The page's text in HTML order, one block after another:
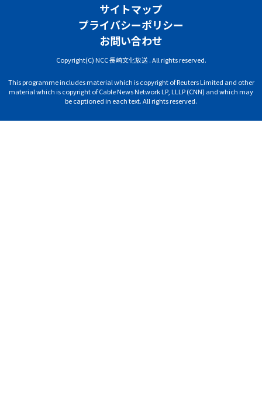
サイトマップ
プライバシーポリシー
お問い合わせ
Copyright(C) NCC 長崎文化放送 . All rights reserved.
This programme includes material which is copyright of Reuters Limited and other
material which is copyright of Cable News Network LP, LLLP (CNN) and which may
be captioned in each text. All rights reserved.